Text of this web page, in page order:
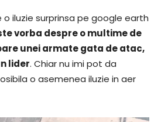
iluzie surprinsa pe google earth
vorba despre o multime de
unei armate gata de atac,
lider. Chiar nu imi pot da
o asemenea iluzie in aer